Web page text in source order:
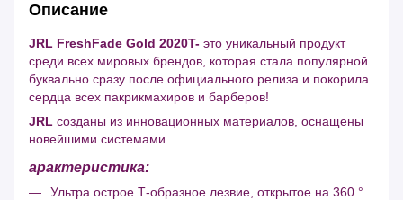
Описание
JRL FreshFade Gold 2020T- это уникальный продукт
среди всех мировых брендов, которая стала популярной
буквально сразу после официального релиза и покорила
сердца всех пакрикмахиров и барберов!
JRL созданы из инновационных материалов, оснащены
новейшими системами.
арактеристика:
Ультра острое Т-образное лезвие, открытое на 360 °